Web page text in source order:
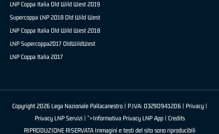
LNP Coppa Italia Old Wild West 2019
Supercoppa LNP 2018 Old Wild West
LNP Coppa Italia Old Wild West 2018
LNP Supercoppa2017 OldWildWest
LNP Coppa Italia 2017
Copyright 2026 Lega Nazionale Pallacanestro | P.IVA: 03290941206 | Privacy|
Privacy LNP Servizi | ">Informativa Privacy LNP App | Credits
RIPRODUZIONE RISERVATA Immagini e testi del sito sono riproducibili